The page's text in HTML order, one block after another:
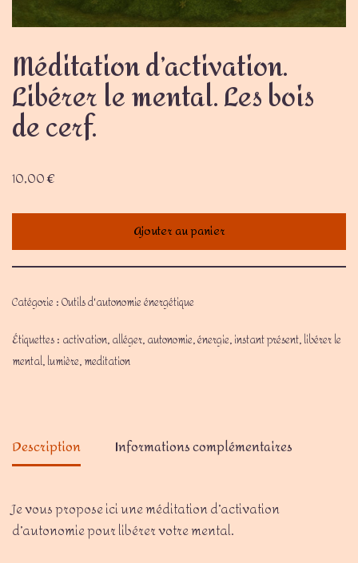
Méditation d’activation.
Libérer le mental. Les bois
de cerf.
10,00€
Ajouter au panier
Catégorie :Outils d'autonomie énergétique
Étiquettes : activation,alléger,autonomie,énergie,instant présent,libérer le
mental,lumière,meditation
Description Informations complémentaires
Je vous propose ici une méditation d’activation
d’autonomie pour libérer votre mental.